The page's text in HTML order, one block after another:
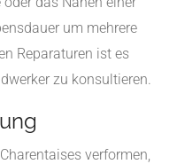
um mehrere
Reparaturen ist es
zu konsultieren.
verformen,